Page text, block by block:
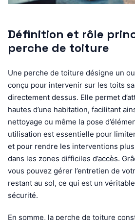
Définition et rôle
perche de toiture
Une perche de toiture désigne un
conçu pour intervenir sur les toits
directement dessus. Elle permet
hautes d’une habitation, facilitant
nettoyage ou même la pose
utilisation est essentielle pour
et pour rendre les interventions
dans les zones difficiles d’accès.
vous pouvez gérer l’entretien de
restant au sol, ce qui est un
sécurité.
En somme, la perche de toiture